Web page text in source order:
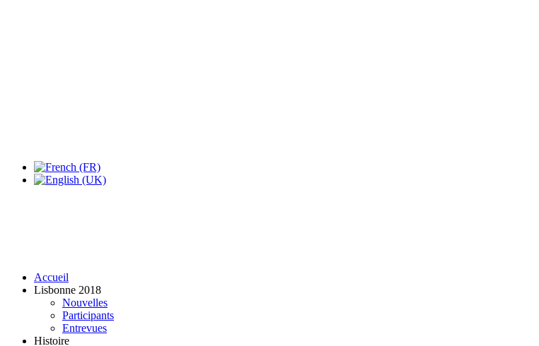
Accueil
Lisbonne 2018
Nouvelles
Participants
Entrevues
Histoire